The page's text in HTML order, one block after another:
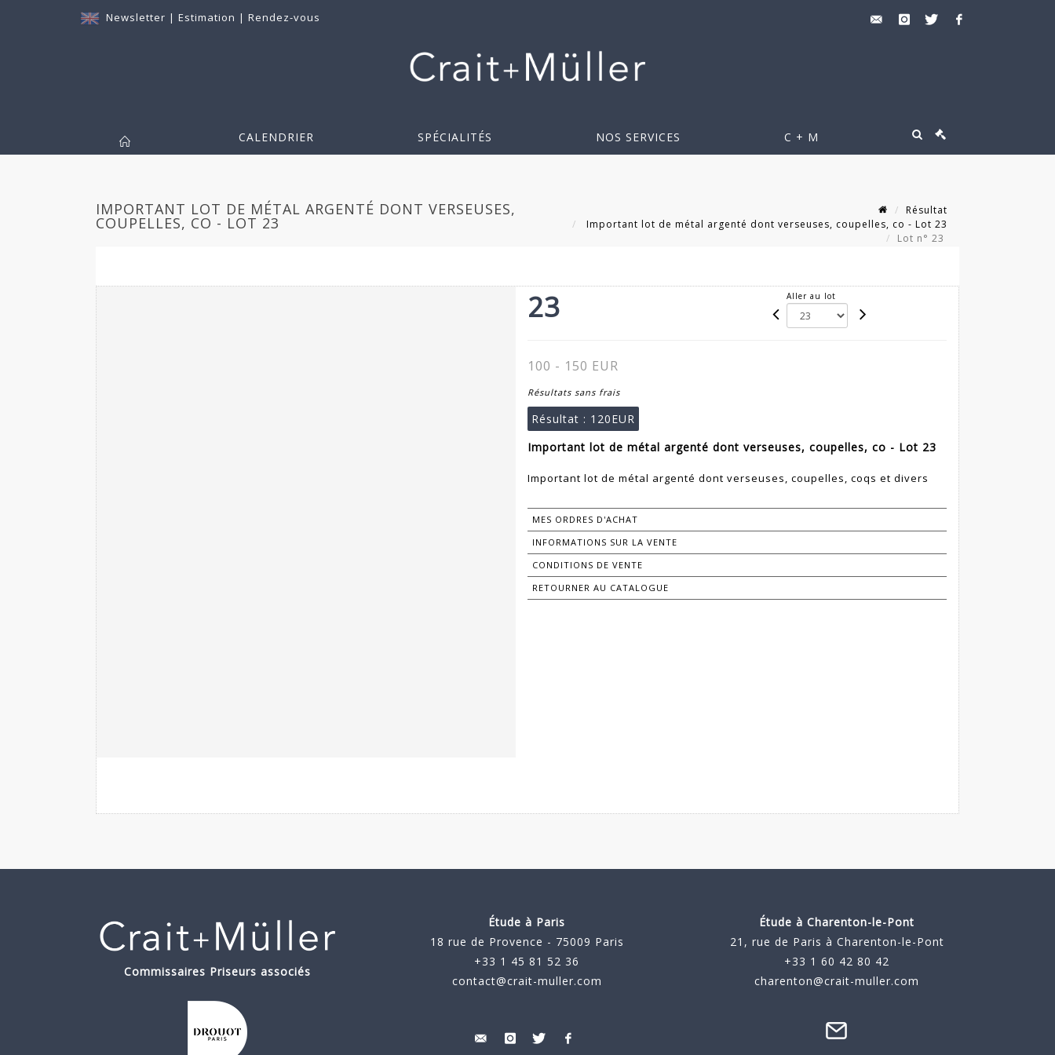
Newsletter | Estimation | Rendez-vous
CALENDRIER SPÉCIALITÉS NOS SERVICES C + M
IMPORTANT LOT DE MÉTAL ARGENTÉ DONT VERSEUSES,
COUPELLES, CO - LOT 23
Résultat
Important lot de métal argenté dont verseuses, coupelles, co - Lot 23
Lot n° 23
23 Aller au lot
100 - 150 EUR
Résultats sans frais
Résultat : 120EUR
Important lot de métal argenté dont verseuses, coupelles, co - Lot 23
Important lot de métal argenté dont verseuses, coupelles, coqs et divers
MES ORDRES D'ACHAT
INFORMATIONS SUR LA VENTE
CONDITIONS DE VENTE
RETOURNER AU CATALOGUE
Commissaires Priseurs associés
Étude à Paris
18 rue de Provence - 75009 Paris
+33 1 45 81 52 36
contact@crait-muller.com
Étude àCharenton-le-Pont
21, rue de Paris à Charenton-le-Pont
+33 1 60 42 80 42
charenton@crait-muller.com